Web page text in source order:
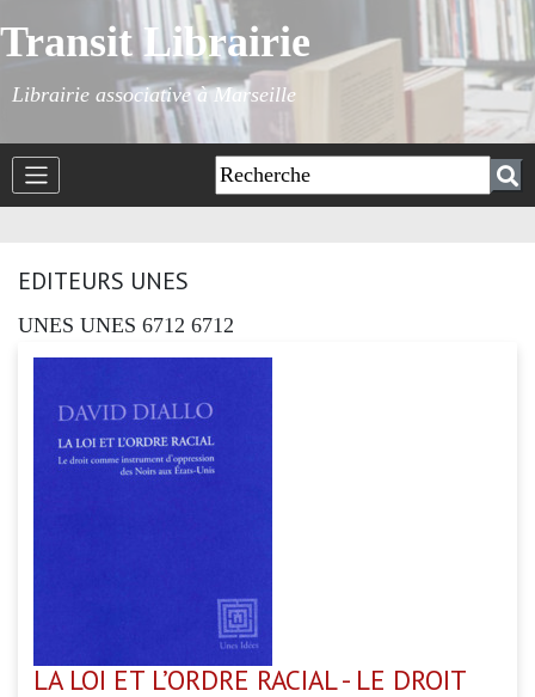
Transit Librairie
Librairie associative à Marseille
EDITEURS UNES
UNES UNES 6712 6712
LA LOI ET L’ORDRE RACIAL - LE DROIT